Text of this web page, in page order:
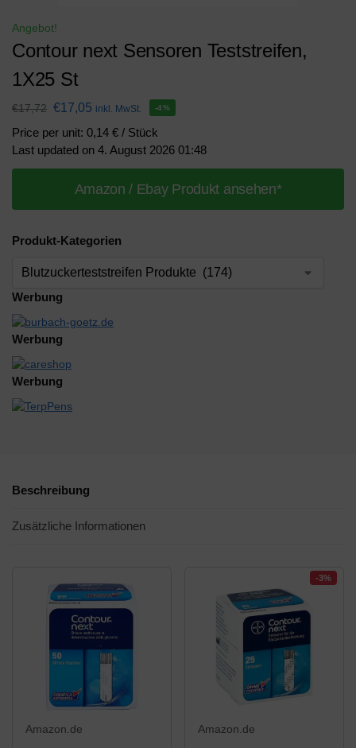
Angebot!
Contour next Sensoren Teststreifen,
1X25 St
€17,72 €17,05 inkl. MwSt. -4%
Price per unit: 0,14 € / Stück
Last updated on 4. August 2026 01:48
Amazon / Ebay Produkt ansehen*
Produkt-Kategorien
Werbung
Werbung
Werbung
Beschreibung
Zusätzliche Informationen
Amazon.de
-3%
Amazon.de